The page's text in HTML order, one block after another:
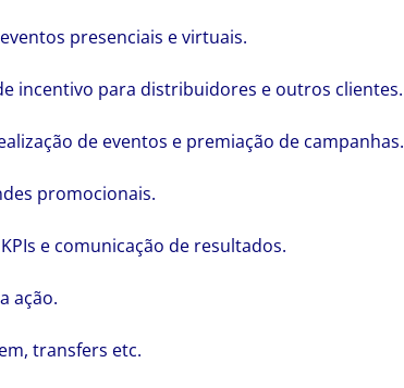
presenciais e virtuais.
incentivo para distribuidores e outros clientes.
de eventos e premiação de campanhas.
promocionais.
e comunicação de resultados.
ação.
transfers etc.